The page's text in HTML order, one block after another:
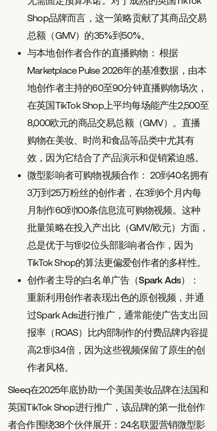
Shop品牌而言，这一策略贡献了其商品交易
总额（GMV）的35%到50%。
与本地创作者合作的直播购物： 根据
Marketplace Pulse 2026年的基准数据，由本
地创作者主持的60至90分钟直播购物场次，
在英国TikTok Shop上平均每场能产生2,500至
8,000欧元的商品交易总额（GMV）。直播
购物在美妆、时尚和食品等品类中尤其有
效，因为它结合了产品演示和促销紧迫感。
微型影响者可购物视频合作： 20到40名拥有
3万到25万粉丝的创作者，在3到6个月内每
月制作60到100条信息流可购物视频。这种
批量策略在投入产出比（GMV/欧元）方面，
总是优于与1到2位头部影响者合作，因为
TikTok Shop的算法更偏爱创作者的多样性。
创作者主导的白名单广告（Spark Ads）：
重新利用创作者表现出色的原创视频，并通
过Spark Ads进行推广，通常能使广告支出回
报率（ROAS）比内部制作的付费品牌内容提
高2.1到3.4倍，因为这些视频保留了原生的创
作者风格。
Sleeq在2025年底协助一个美国美妆品牌在法国和
英国TikTok Shop进行推广，该品牌的第一批创作
者合作围绕38个伙伴展开：24名联盟营销微型影